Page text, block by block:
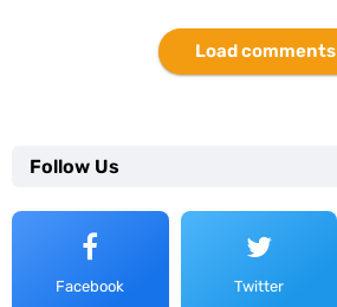
Load comments
Follow Us
Facebook Twitter